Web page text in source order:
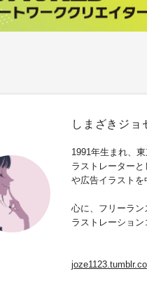
しまざきジ
1991年生まれ、
ラストレーター
や広告イラストを
心に、フリーラ
ラストレーション